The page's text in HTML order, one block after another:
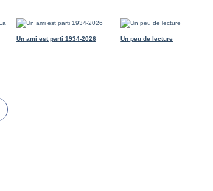
Un ami est parti 1934-2026 Un peu de lecture